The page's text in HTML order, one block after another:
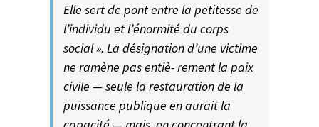
Elle sert de pont entre la petitesse de
l’individu et l’énormité du corps
social ». La désignation d’une victime
ne ramène pas entiè- rement la paix
civile — seule la restauration de la
puissance publique en aurait la